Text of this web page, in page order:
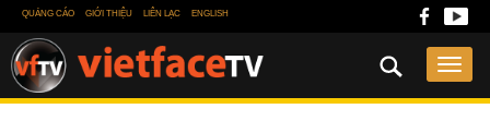
QUẢNG CÁO GIỚI THIỆU LIÊN LẠC ENGLISH